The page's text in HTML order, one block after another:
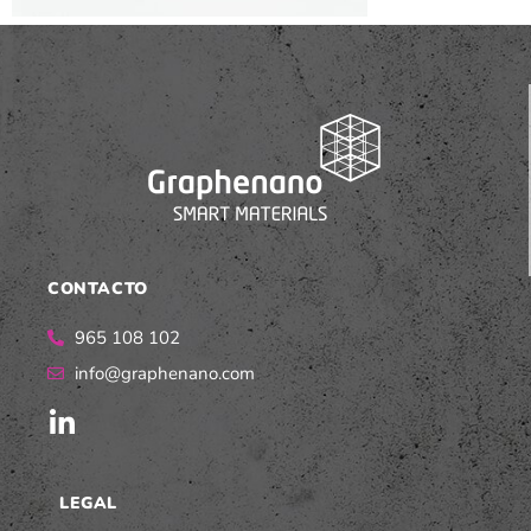
CONTACTO
965 108 102
info@graphenano.com
LEGAL